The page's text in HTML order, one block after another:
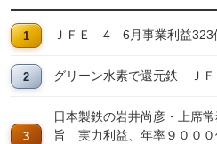
ＪＦＥ 4―6月事業利益
グリーン水素で還元鉄 ＪＦ
日本製鉄の岩井尚彦・上席
旨 実力利益、年率９００